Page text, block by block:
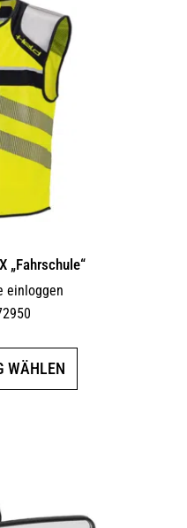
„Fahrschule“
einloggen
WÄHLEN
Optionen